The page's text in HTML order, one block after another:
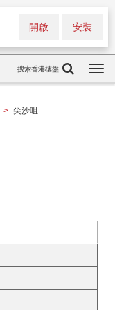
安裝
開啟
搜索香港樓盤
> 尖沙咀